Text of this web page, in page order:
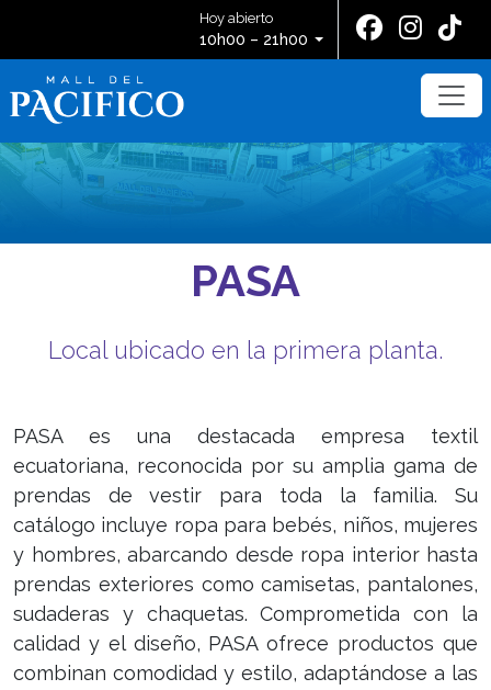
Hoy abierto
10h00 – 21h00
PASA
Local ubicado en la primera planta.
PASA es una destacada empresa textil
ecuatoriana, reconocida por su amplia gama de
prendas de vestir para toda la familia. Su
catálogo incluye ropa para bebés, niños, mujeres
y hombres, abarcando desde ropa interior hasta
prendas exteriores como camisetas, pantalones,
sudaderas y chaquetas. Comprometida con la
calidad y el diseño, PASA ofrece productos que
combinan comodidad y estilo, adaptándose a las